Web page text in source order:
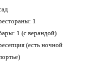
1
1 (с верандой)
(есть ночной